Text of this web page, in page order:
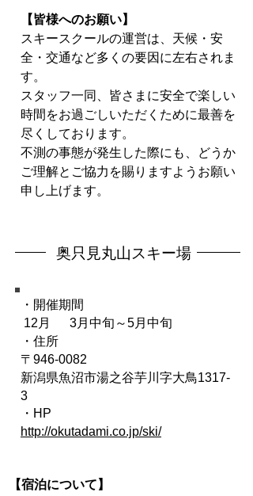
【皆様へのお願い】
スキースクールの運営は、天候・安
全・交通など多くの要因に左右されま
す。
スタッフ一同、皆さまに安全で楽しい
時間をお過ごしいただくために最善を
尽くしております。
不測の事態が発生した際にも、どうか
ご理解とご協力を賜りますようお願い
申し上げます。
奥只見丸山スキー場
・開催期間
12月 3月中旬～5月中旬
・住所
〒946-0082
新潟県魚沼市湯之谷芋川字大鳥1317-
3
​・HP
http://okutadami.co.jp/ski/
【宿泊について】